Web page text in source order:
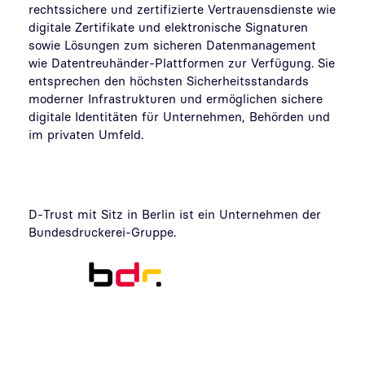
rechtssichere und zertifizierte Vertrauensdienste wie
digitale Zertifikate und elektronische Signaturen
sowie Lösungen zum sicheren Datenmanagement
wie Datentreuhänder-Plattformen zur Verfügung. Sie
entsprechen den höchsten Sicherheitsstandards
moderner Infrastrukturen und ermöglichen sichere
digitale Identitäten für Unternehmen, Behörden und
im privaten Umfeld.
D-Trust mit Sitz in Berlin ist ein Unternehmen der
Bundesdruckerei-Gruppe.